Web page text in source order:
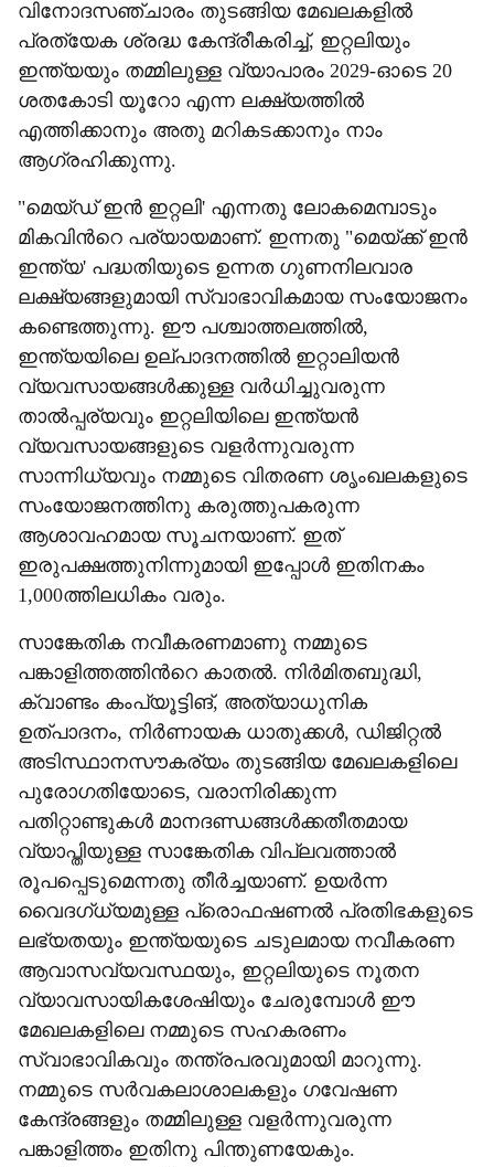
വിനോദസഞ്ചാരം തുടങ്ങിയ മേഖലകളിൽ
പ്രത്യേക ശ്രദ്ധ കേന്ദ്രീകരിച്ച്, ഇറ്റലിയും
ഇന്ത്യയും തമ്മിലുള്ള വ്യാപാരം 2029-ഓടെ 20
ശതകോടി യൂറോ എന്ന ലക്ഷ്യത്തിൽ
എത്തിക്കാനും അതു മറികടക്കാനും നാം
ആഗ്രഹിക്കുന്നു.
"മെയ്ഡ് ഇൻ ഇറ്റലി' എന്നതു ലോകമെമ്പാടും
മികവിന്‍റെ പര്യായമാണ്. ഇന്നതു "മെയ്ക്ക് ഇൻ
ഇന്ത്യ' പദ്ധതിയുടെ ഉന്നത ഗുണനിലവാര
ലക്ഷ്യങ്ങളുമായി സ്വാഭാവികമായ സംയോജനം
കണ്ടെത്തുന്നു. ഈ പശ്ചാത്തലത്തിൽ,
ഇന്ത്യയിലെ ഉല്പാദനത്തിൽ ഇറ്റാലിയൻ
വ്യവസായങ്ങൾക്കുള്ള വർധിച്ചുവരുന്ന
താൽപ്പര്യവും ഇറ്റലിയിലെ ഇന്ത്യൻ
വ്യവസായങ്ങളുടെ വളർന്നുവരുന്ന
സാന്നിധ്യവും നമ്മുടെ വിതരണ ശൃംഖലകളുടെ
സംയോജനത്തിനു കരുത്തുപകരുന്ന
ആശാവഹമായ സൂചനയാണ്. ഇത്
ഇരുപക്ഷത്തുനിന്നുമായി ഇപ്പോൾ ഇതിനകം
1,000ത്തിലധികം വരും.
സാങ്കേതിക നവീകരണമാണു നമ്മുടെ
പങ്കാളിത്തത്തിന്‍റെ കാതൽ. നിർമിതബുദ്ധി,
ക്വാണ്ടം കംപ്യൂട്ടിങ്, അത്യാധുനിക
ഉത്പാദനം, നിർണായക ധാതുക്കൾ, ഡിജിറ്റൽ
അടിസ്ഥാനസൗകര്യം തുടങ്ങിയ മേഖലകളിലെ
പുരോഗതിയോടെ, വരാനിരിക്കുന്ന
പതിറ്റാണ്ടുകൾ മാനദണ്ഡങ്ങൾക്കതീതമായ
വ്യാപ്തിയുള്ള സാങ്കേതിക വിപ്ലവത്താൽ
രൂപപ്പെടുമെന്നതു തീർച്ചയാണ്. ഉയർന്ന
വൈദഗ്ധ്യമുള്ള പ്രൊഫഷണൽ പ്രതിഭകളുടെ
ലഭ്യതയും ഇന്ത്യയുടെ ചടുലമായ നവീകരണ
ആവാസവ്യവസ്ഥയും, ഇറ്റലിയുടെ നൂതന
വ്യാവസായികശേഷിയും ചേരുമ്പോൾ ഈ
മേഖലകളിലെ നമ്മുടെ സഹകരണം
സ്വാഭാവികവും തന്ത്രപരവുമായി മാറുന്നു.
നമ്മുടെ സർവകലാശാലകളും ഗവേഷണ
കേന്ദ്രങ്ങളും തമ്മിലുള്ള വളർന്നുവരുന്ന
പങ്കാളിത്തം ഇതിനു പിന്തുണയേകും.